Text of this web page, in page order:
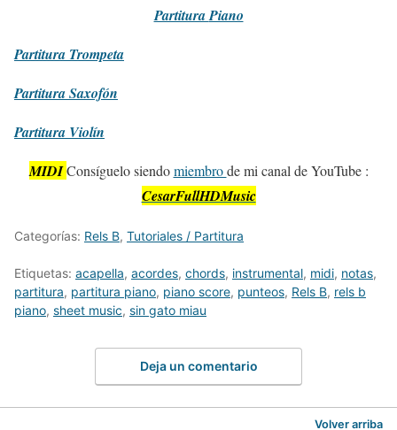
PartituraPiano
Partitura Trompeta
PartituraSaxofón
Partitura Violín
MIDI Consíguelo siendomiembrode mi canal de YouTube :
CesarFullHDMusic
Categorías: Rels B, Tutoriales / Partitura
Etiquetas: acapella, acordes, chords, instrumental, midi, notas,
partitura, partitura piano, piano score, punteos, Rels B, rels b
piano, sheet music, sin gato miau
Deja un comentario
Volver arriba